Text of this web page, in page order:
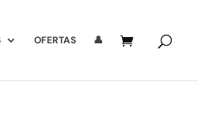
OFERTAS 👤